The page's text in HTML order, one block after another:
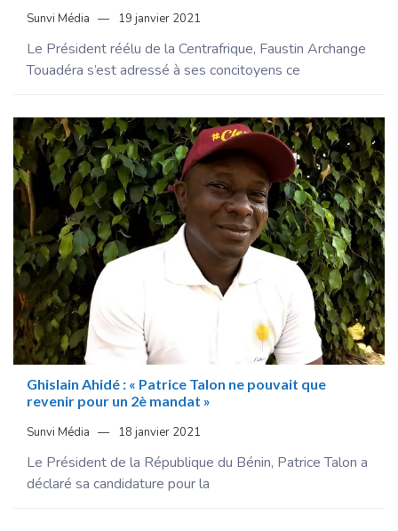
Sunvi Média 19 janvier 2021
Le Président réélu de la Centrafrique, Faustin Archange
Touadéra s’est adressé à ses concitoyens ce
Ghislain Ahidé : « Patrice Talon ne pouvait que
revenir pour un 2è mandat »
Sunvi Média 18 janvier 2021
Le Président de la République du Bénin, Patrice Talon a
déclaré sa candidature pour la